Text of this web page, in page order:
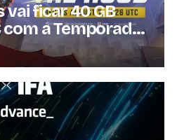
vai ficar 40 GB
a Temporada